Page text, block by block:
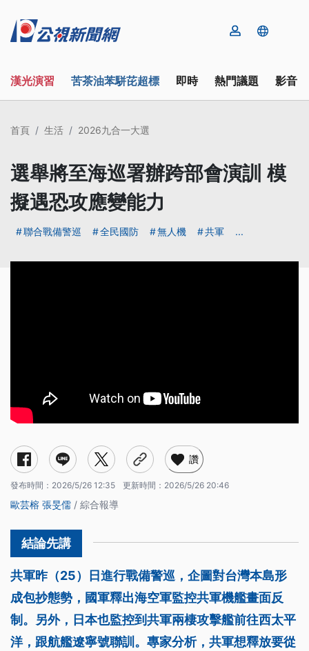
漢光演習 苦茶油苯駢芘超標 即時 熱門議題 影音
首頁 生活 2026九合一大選
選舉將至海巡署辦跨部會演訓 模
擬遇恐攻應變能力
聯合戰備警巡 全民國防 無人機 共軍 ...
讚
發布時間： 2026/5/26 12:35 更新時間： 2026/5/26 20:46
歐芸榕 張旻儒 / 綜合報導
共軍昨（25）日進行戰備警巡，企圖對台灣本島形
成包抄態勢，國軍釋出海空軍監控共軍機艦畫面反
制。另外，日本也監控到共軍兩棲攻擊艦前往西太平
洋，跟航艦遼寧號聯訓。專家分析，共軍想釋放要從